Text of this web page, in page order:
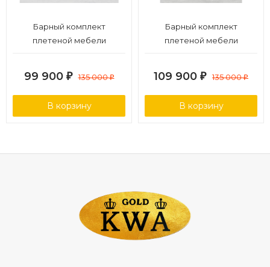
Барный комплект
плетеной мебели
99 900 ₽ 135 000₽
В корзину
Барный комплект
плетеной мебели
109 900 ₽ 135 000₽
В корзину